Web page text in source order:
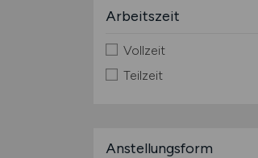
Arbeitszeit
Vollzeit
Teilzeit
Anstellungsform